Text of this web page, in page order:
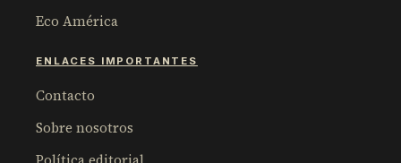
Eco América
ENLACES IMPORTANTES
Contacto
Sobre nosotros